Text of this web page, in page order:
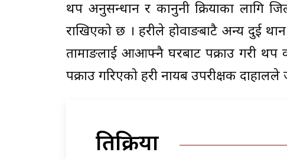
थप अनुसन्धान र कानुनी प्रक्रियाका लागि
राखिएको छ । प्रहरीले होवाङबाटै अन्य दुई
तामाङलाई आआफ्नै घरबाट पक्राउ गरी
पक्राउ गरिएको प्रहरी नायब उपरीक्षक दाहालले
प्रतिक्रिया